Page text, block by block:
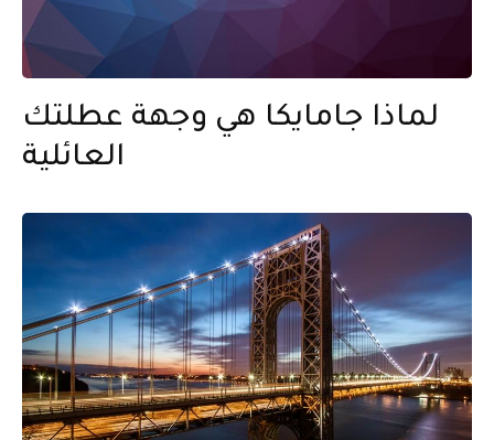
لماذا جامايكا هي وجهة عطلتك
العائلية